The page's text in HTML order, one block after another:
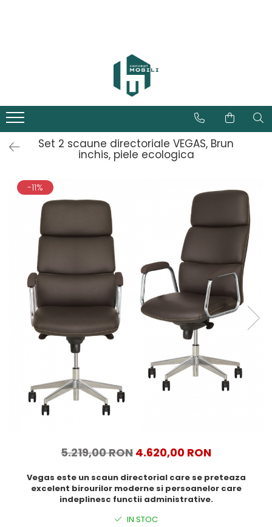
Set 2 scaune directoriale VEGAS, Brun
inchis, piele ecologica
-11%
5.219,00 RON 4.620,00 RON
Vegas este un scaun directorial care se preteaza
excelent birourilor moderne si persoanelor care
indeplinesc functii administrative.
IN STOC